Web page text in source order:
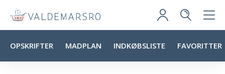
OPSKRIFTER MADPLAN INDKØBSLISTE FAVORITTER